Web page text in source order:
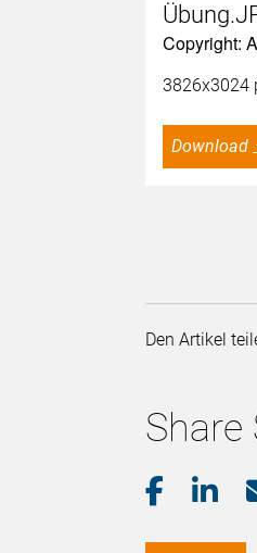
Copyright:
3826x3024
Download
Den Artikel
Share